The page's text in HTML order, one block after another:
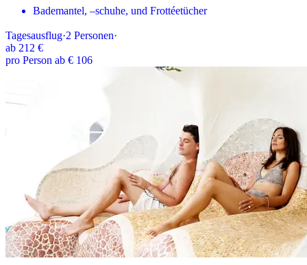
Bademantel, –schuhe, und Frottéetücher
Tagesausflug·2 Personen·
ab 212 €
pro Person ab € 106